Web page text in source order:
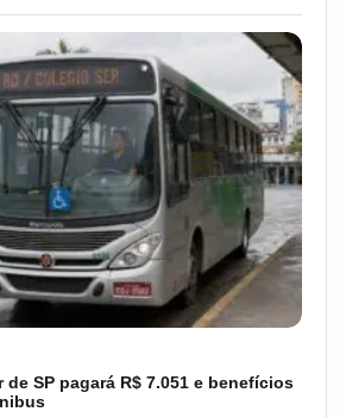
SP pagará R$ 7.051 e benefícios